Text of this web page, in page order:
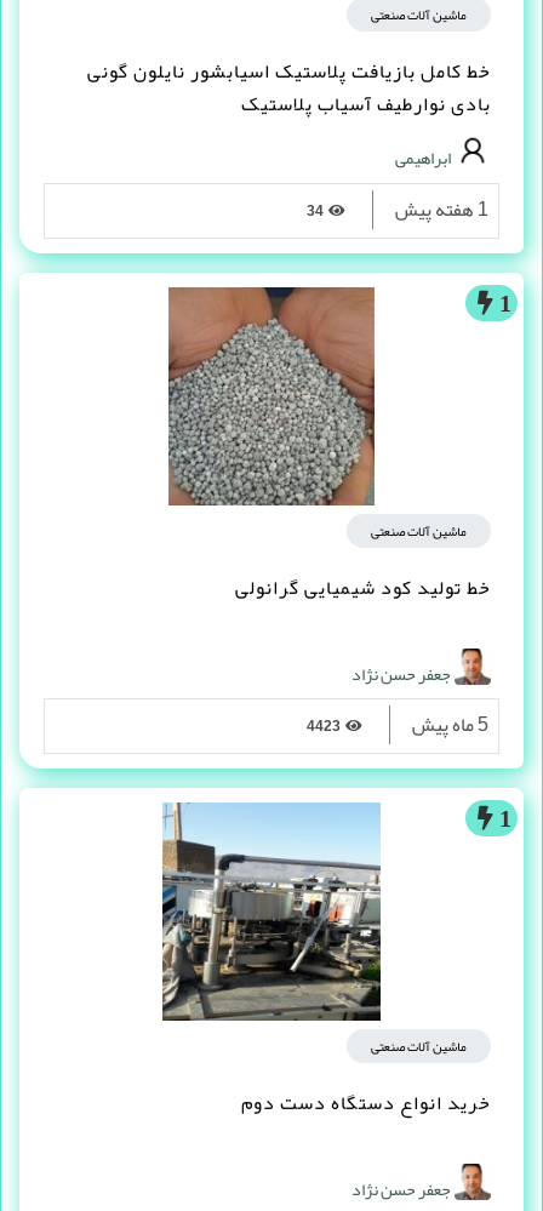
ماشین آلات صنعتی
خط کامل بازیافت پلاستیک اسیابشور نایلون گونی
بادی نوارطیف آسیاب پلاستیک
ابراهیمی
1 هفته پیش
1
ماشین آلات صنعتی
خط تولید کود شیمیایی گرانولی
جعفر حسن نژاد
5 ماه پیش
1
ماشین آلات صنعتی
خرید انواع دستگاه دست دوم
جعفر حسن نژاد